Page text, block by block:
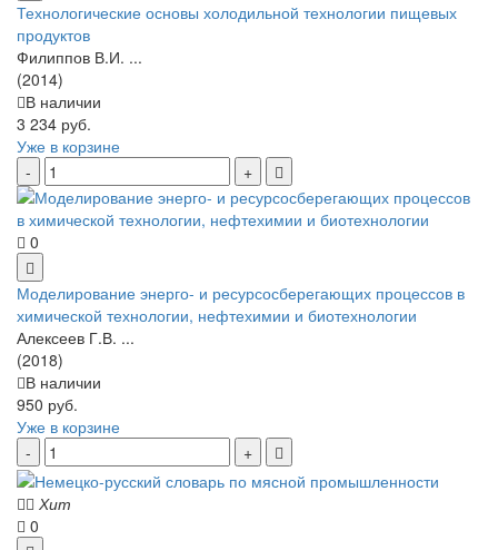
Технологические основы холодильной технологии пищевых
продуктов
Филиппов В.И. ...
(2014)
В наличии
3 234 руб.
Уже в корзине
0
Моделирование энерго- и ресурсосберегающих процессов в
химической технологии, нефтехимии и биотехнологии
Алексеев Г.В. ...
(2018)
В наличии
950 руб.
Уже в корзине
Хит
0